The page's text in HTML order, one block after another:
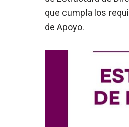
que cumpla los
de Apoyo.